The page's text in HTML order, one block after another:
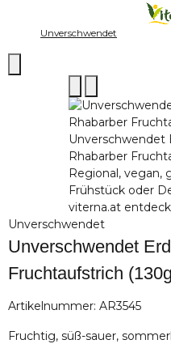
Unverschwendet
Unverschwendet
Unverschwendet
Fruchtaufstrich
Artikelnummer: AR3545
Fruchtig, süß-sauer,